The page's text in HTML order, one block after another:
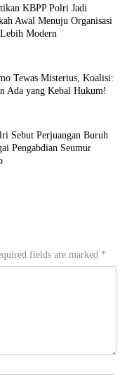
KBPP Polri Jadi
Awal Menuju Organisasi
Modern
Tewas Misterius, Koalisi:
Ada yang Kebal Hukum!
Sebut Perjuangan Buruh
Pengabdian Seumur
fields are marked *